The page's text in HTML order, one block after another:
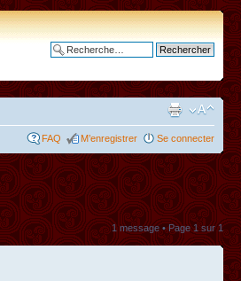
FAQ M’enregistrer Se connecter
1 message • Page1sur1